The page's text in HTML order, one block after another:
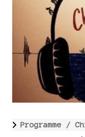
Programme /